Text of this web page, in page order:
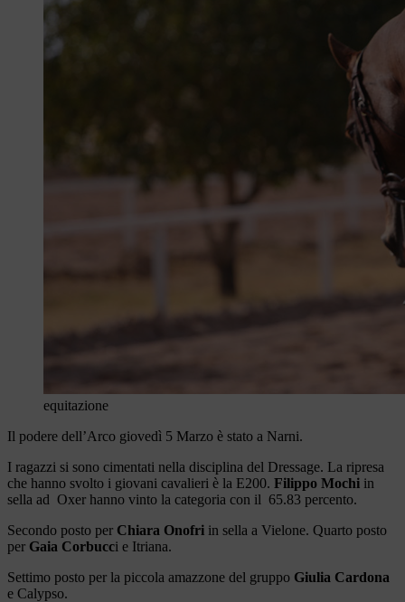
equitazione
Il podere dell’Arco giovedì 5 Marzo è stato a Narni.
I ragazzi si sono cimentati nella disciplina del Dressage. La ripresa
che hanno svolto i giovani cavalieri è la E200. Filippo Mochi in
sella ad Oxer hanno vinto la categoria con il 65.83 percento.
Secondo posto per Chiara Onofri in sella a Vielone. Quarto posto
per Gaia Corbucci e Itriana.
Settimo posto per la piccola amazzone del gruppo Giulia Cardona
e Calypso.